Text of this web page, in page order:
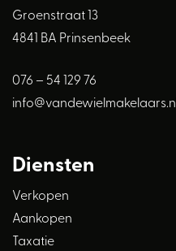
Groenstraat 13
4841 BA Prinsenbeek
076 – 54 129 76
info@vandewielmakelaars.nl
Diensten
Verkopen
Aankopen
Taxatie